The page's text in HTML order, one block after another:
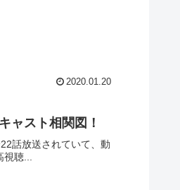
2020.01.20
ャスト相関図！
話放送されていて、動
視聴...